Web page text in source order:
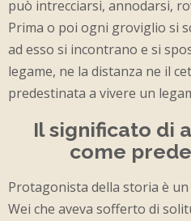
può intrecciarsi, annodarsi,
Prima o poi ogni groviglio si
ad esso si incontrano e si
legame, ne la distanza ne il
predestinata a vivere un
Il significato di
come
Protagonista della storia è
Wei che aveva sofferto di